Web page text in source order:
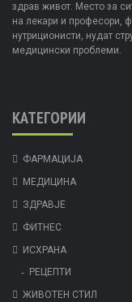
здрав живот. Место за
на лекари и професори,
нутриционисти, нудат
медицински проблеми.
КАТЕГОРИИ
ФАРМАЦИЈА
МЕДИЦИНА
ЗДРАВЈЕ
ФИТНЕС
ИСХРАНА
РЕЦЕПТИ
ЖИВОТЕН СТИЛ